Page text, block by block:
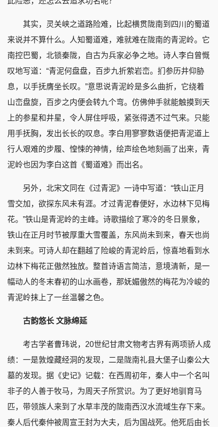
其实，灵关峡之道路险难，比起横贯陇南到四川的蜀道
来说并不算什么。人知蜀道难，难就难在陇南的青泥岭。它
南控巴蜀，北锁秦陇，自古为兵家必争之地。诗人李白曾慨
叹地写道：“青泥何盘盘，百步九折萦岩峦。扪参历井仰胁
息，以手抚膺坐长叹。”意思说青泥岭是多么曲折，它绕着
山峦盘旋，百步之内便会转九个弯。仿佛伸手就能触摸到天
上的参星和井星，令人屏住呼吸，紧张得透不过气来。只能
用手抚胸，发出长长的叹息。李白用寥寥数语便把青泥道上
行人艰难的步履、惶悚的神情，绘声绘色地刻画了出来，青
泥岭也因为李白这首《蜀道难》而出名。
另外，北宋文同在《过青泥》一诗中写道：“铁山正月
雪交加，欲探东风未有涯。才过青泥春便好，水边林下见梅
花。”铁山是青泥岭的主峰。诗歌描绘了寒冷的冬日景象，
铁山在正月时节被厚重大雪覆盖，东风尚未到来，春天也尚
未到来。可诗人却在翻越了险峻的青泥岭后，惊喜地看到水
边林下梅花正傲然独放。整首诗语言简洁，意境清新，是一
幅动人的冬末春初的山水画卷，那妩媚傲然的梅花为冷峻的
青泥岭抹上了一丝温馨之色。
古韵悠长 文脉绵延
考古学者曹玮说，20世纪甘肃文物考古界有两项骄人成
绩：一是敦煌藏经洞的发现，二是陇南礼县大堡子山秦公大
墓的发现。据《史记》记载：在西周初年，秦人中一个名叫
非子的人善于牧马，为周天子所赏识。为了更好地驯育马
匹，带领族人来到了水草丰茂的陇南西汉水流域生存下来。
秦人后代秦仲被周宣王封为大夫，后为国战死。他死后由长